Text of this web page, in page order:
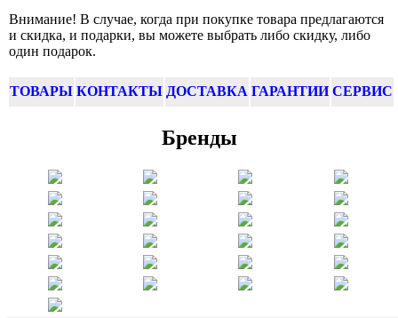
Внимание! В случае, когда при покупке товара предлагаются
и скидка, и подарки, вы можете выбрать либо скидку, либо
один подарок.
ТОВАРЫ КОНТАКТЫ ДОСТАВКА ГАРАНТИИ СЕРВИС
Бренды